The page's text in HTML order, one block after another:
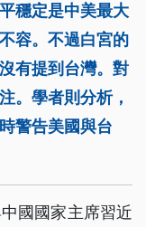
穩定是中美最大
容。不過白宮的
有提到台灣。對
。學者則分析，
警告美國與台
國國家主席習近